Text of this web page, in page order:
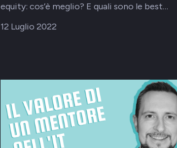
equity: cos’è meglio? E quali sono le best…
12 Luglio 2022